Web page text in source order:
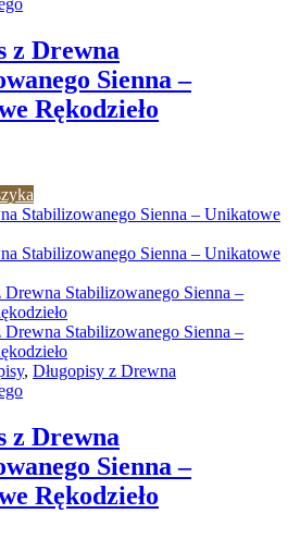
z Drewna
Sienna –
Rękodzieło
, Długopisy z Drewna
z Drewna
Sienna –
Rękodzieło